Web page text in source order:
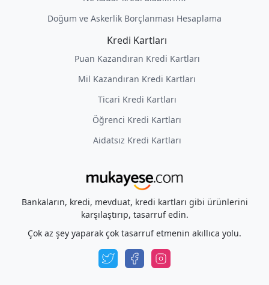
Doğum ve Askerlik Borçlanması Hesaplama
Kredi Kartları
Puan Kazandıran Kredi Kartları
Mil Kazandıran Kredi Kartları
Ticari Kredi Kartları
Öğrenci Kredi Kartları
Aidatsız Kredi Kartları
Bankaların, kredi, mevduat, kredi kartları gibi ürünlerini
karşılaştırıp, tasarruf edin.
Çok az şey yaparak çok tasarruf etmenin akıllıca yolu.